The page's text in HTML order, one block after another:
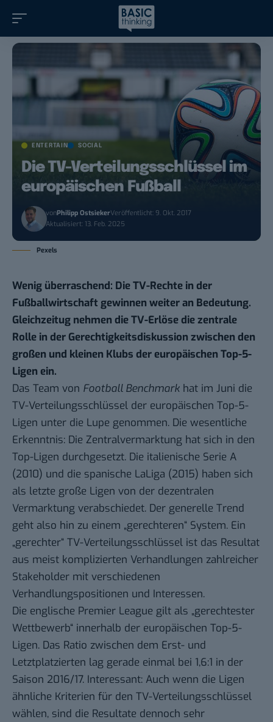
ENTERTAIN SOCIAL
Die TV-Verteilungsschlüssel im
europäischen Fußball
vonPhilipp OstsiekerVeröffentlicht: 9. Okt. 2017
Aktualisiert: 13. Feb. 2025
Pexels
Wenig überraschend: Die TV-Rechte in der
Fußballwirtschaft gewinnen weiter an Bedeutung.
Gleichzeitug nehmen die TV-Erlöse die zentrale
Rolle in der Gerechtigkeitsdiskussion zwischen den
großen und kleinen Klubs der europäischen Top-5-
Ligen ein.
Das Team von Football Benchmark hat im Juni die
TV-Verteilungsschlüssel der europäischen Top-5-
Ligen unter die Lupe genommen. Die wesentliche
Erkenntnis: Die Zentralvermarktung hat sich in den
Top-Ligen durchgesetzt. Die italienische Serie A
(2010) und die spanische LaLiga (2015) haben sich
als letzte große Ligen von der dezentralen
Vermarktung verabschiedet. Der generelle Trend
geht also hin zu einem „gerechteren“ System. Ein
„gerechter“ TV-Verteilungsschlüssel ist das Resultat
aus meist komplizierten Verhandlungen zahlreicher
Stakeholder mit verschiedenen
Verhandlungspositionen und Interessen.
Die englische Premier League gilt als „gerechtester
Wettbewerb“ innerhalb der europäischen Top-5-
Ligen. Das Ratio zwischen dem Erst- und
Letztplatzierten lag gerade einmal bei 1,6:1 in der
Saison 2016/17. Interessant: Auch wenn die Ligen
ähnliche Kriterien für den TV-Verteilungsschlüssel
wählen, sind die Resultate dennoch sehr